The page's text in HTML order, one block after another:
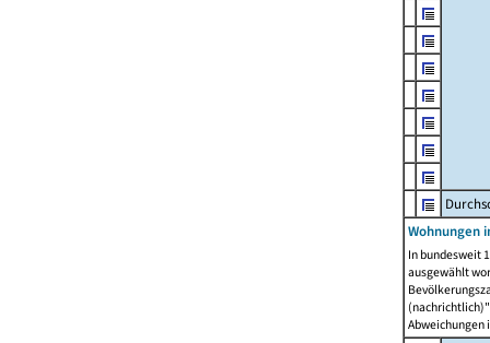
Wohnungen
In bundesweit
ausgewählt
Abweichungen